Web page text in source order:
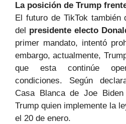
La posición de Trump
El futuro de TikTok también
del presidente electo
primer mandato, intentó
embargo, actualmente,
que esta continúe
condiciones. Según
Casa Blanca de Joe
Trump quien implemente la
el 20 de enero.